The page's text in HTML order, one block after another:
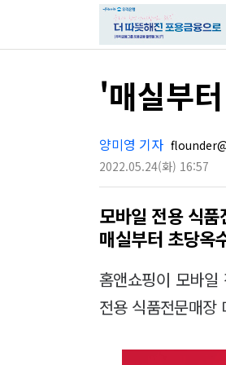
'매실부
양미영 기자
2022.05.24(화) 16:57
모바일 전용 식품
매실부터 초당옥
홈앤쇼핑이 모바
전용 식품전문매장